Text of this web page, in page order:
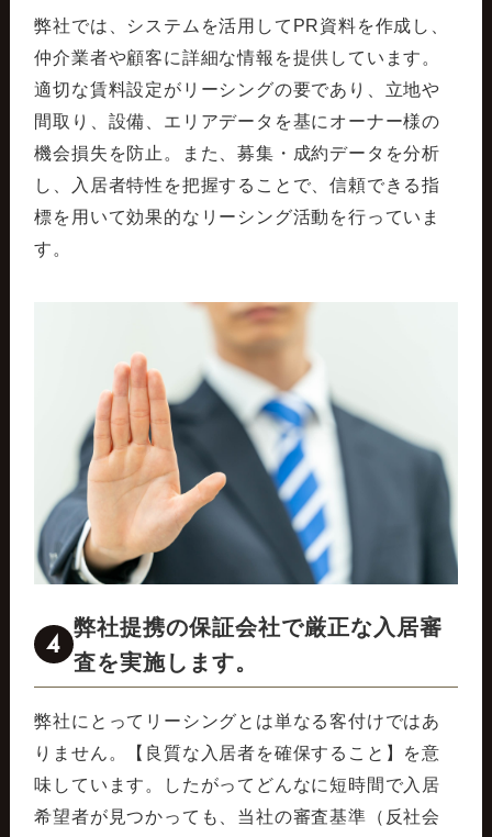
弊社では、システムを活用してPR資料を作成し、
仲介業者や顧客に詳細な情報を提供しています。
適切な賃料設定がリーシングの要であり、立地や
間取り、設備、エリアデータを基にオーナー様の
機会損失を防止。また、募集・成約データを分析
し、入居者特性を把握することで、信頼できる指
標を用いて効果的なリーシング活動を行っていま
す。
4
弊社提携の保証会社で厳正な入居審
査を実施します。
弊社にとってリーシングとは単なる客付けではあ
りません。【良質な入居者を確保すること】を意
味しています。したがってどんなに短時間で入居
希望者が見つかっても、当社の審査基準（反社会